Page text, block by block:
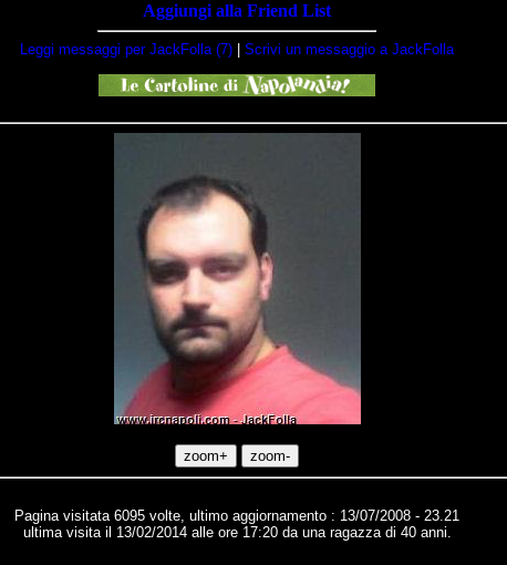
Aggiungi alla Friend List
Leggi messaggi per JackFolla (7) Scrivi un messaggio a JackFolla
Pagina visitata 6095 volte, ultimo aggiornamento : 13/07/2008 - 23.21
ultima visita il 13/02/2014 alle ore 17:20 da una ragazza di 40 anni.